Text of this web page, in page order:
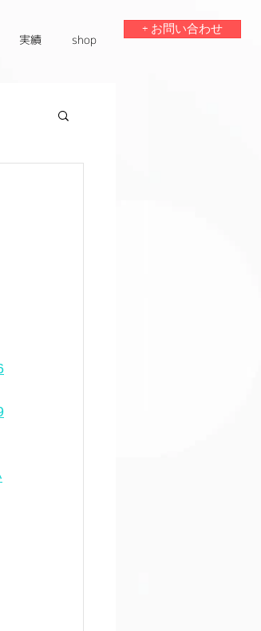
+ お問い合わせ
実績 shop